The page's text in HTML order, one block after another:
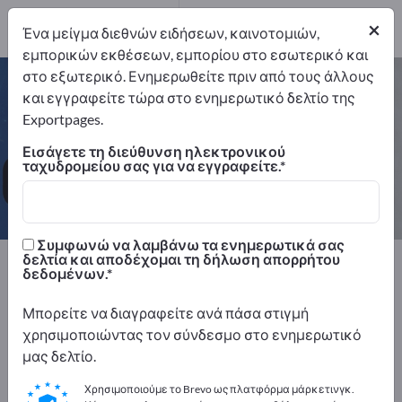
Συστήματα επισήμανσης τιμών –
βρείτε κατασκευαστές και
προμηθευτές
Εξαγωγείς Κατασκευαστής
6
Exportpages
Εξοπλισμός της εταιρείας / επίπλωση ιδρυμάτων
Διακοσμήσεις καταστημάτων
Συστήματα επισήμανσης τιμών
Διαφημιστείτε δωρεάν στο
×
Ένα μείγμα διεθνών ειδήσεων, καινοτομιών,
εμπορικών εκθέσεων, εμπορίου στο εσωτερικό και
στο εξωτερικό. Ενημερωθείτε πριν από τους άλλους
και εγγραφείτε τώρα στο ενημερωτικό δελτίο της
Exportpages.
Εισάγετε τη διεύθυνση ηλεκτρονικού
ταχυδρομείου σας για να εγγραφείτε.
Συμφωνώ να λαμβάνω τα ενημερωτικά σας
δελτία και αποδέχομαι τη δήλωση απορρήτου
δεδομένων.
Μπορείτε να διαγραφείτε ανά πάσα στιγμή
χρησιμοποιώντας τον σύνδεσμο στο ενημερωτικό
μας δελτίο.
Χρησιμοποιούμε το Brevo ως πλατφόρμα μάρκετινγκ.